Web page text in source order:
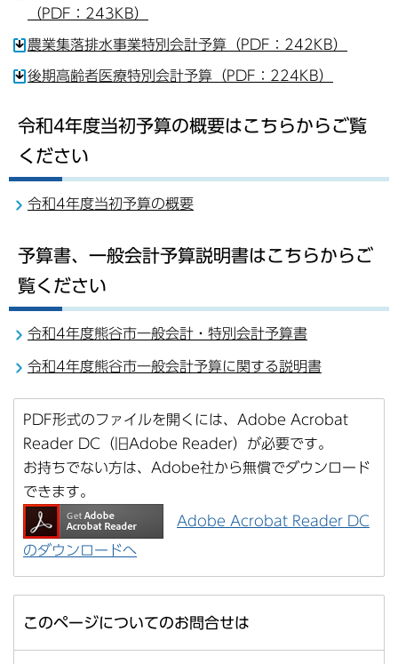
（PDF：243KB）
農業集落排水事業特別会計予算（PDF：242KB）
後期高齢者医療特別会計予算（PDF：224KB）
令和4年度当初予算の概要はこちらからご覧
ください
令和4年度当初予算の概要
予算書、一般会計予算説明書はこちらからご
覧ください
令和4年度熊谷市一般会計・特別会計予算書
令和4年度熊谷市一般会計予算に関する説明書
PDF形式のファイルを開くには、Adobe Acrobat
Reader DC（旧Adobe Reader）が必要です。
お持ちでない方は、Adobe社から無償でダウンロード
できます。
Adobe Acrobat Reader DC
のダウンロードへ
このページについてのお問合せは